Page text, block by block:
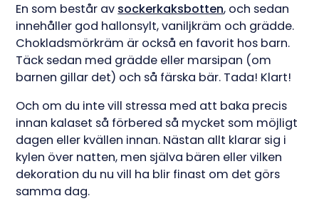
En som består av sockerkaksbotten, och sedan
innehåller god hallonsylt, vaniljkräm och grädde.
Chokladsmörkräm är också en favorit hos barn.
Täck sedan med grädde eller marsipan (om
barnen gillar det) och så färska bär. Tada! Klart!
Och om du inte vill stressa med att baka precis
innan kalaset så förbered så mycket som möjligt
dagen eller kvällen innan. Nästan allt klarar sig i
kylen över natten, men själva bären eller vilken
dekoration du nu vill ha blir finast om det görs
samma dag.